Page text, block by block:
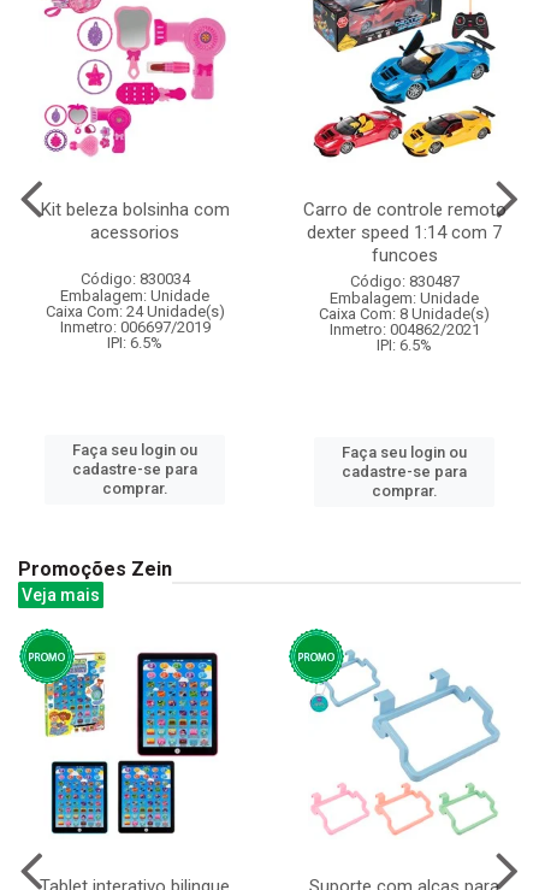
Kit beleza bolsinha com
acessorios
Código: 830034
Embalagem: Unidade
Caixa Com: 24 Unidade(s)
Inmetro: 006697/2019
IPI: 6.5%
Faça seu login ou
cadastre-se para
comprar.
Carro de controle remoto
dexter speed 1:14 com 7
funcoes
Código: 830487
Embalagem: Unidade
Caixa Com: 8 Unidade(s)
Inmetro: 004862/2021
IPI: 6.5%
Faça seu login ou
cadastre-se para
comprar.
Promoções Zein
Veja mais